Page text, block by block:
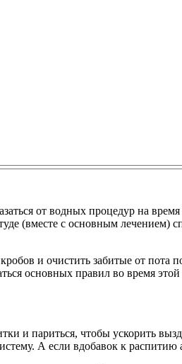
от водных процедур на время
(вместе с основным лечением)
и очистить забитые от
основных правил во время
и париться, чтобы ускорить
А если вдобавок к